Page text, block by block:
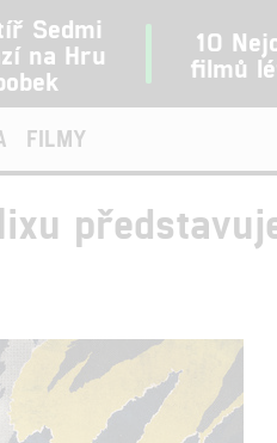
Sedmi
na Hru
10
filmů
FILMY